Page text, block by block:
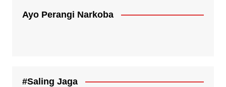
Ayo Perangi Narkoba
#Saling Jaga